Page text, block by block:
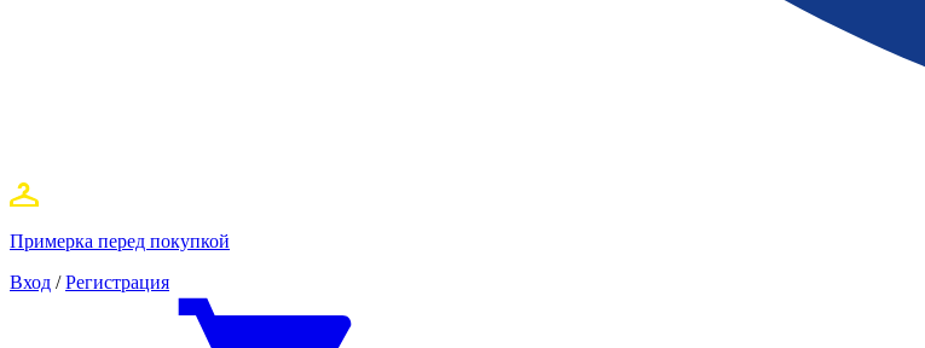
Примерка перед покупкой
Вход / Регистрация